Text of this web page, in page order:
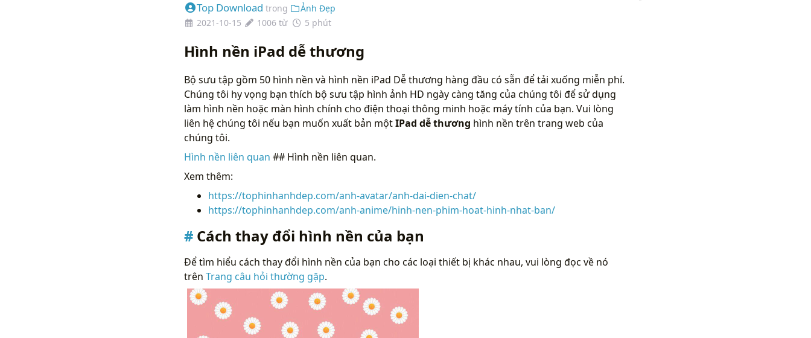
Top Download trong
Ảnh Đẹp
2021-10-15
1006 từ 5 phút
Hình nền iPad dễ thương
Bộ sưu tập gồm 50 hình nền và hình nền iPad Dễ thương hàng đầu có sẵn để tải xuống miễn phí.
Chúng tôi hy vọng bạn thích bộ sưu tập hình ảnh HD ngày càng tăng của chúng tôi để sử dụng
làm hình nền hoặc màn hình chính cho điện thoại thông minh hoặc máy tính của bạn. Vui lòng
liên hệ chúng tôi nếu bạn muốn xuất bản mộtIPad dễ thương hình nền trên trang web của
chúng tôi.
Hình nền liên quan ## Hình nền liên quan.
Xem thêm:
https://tophinhanhdep.com/anh-avatar/anh-dai-dien-chat/
https://tophinhanhdep.com/anh-anime/hinh-nen-phim-hoat-hinh-nhat-ban/
Cách thay đổi hình nền của bạn
Để tìm hiểu cách thay đổi hình nền của bạn cho các loại thiết bị khác nhau, vui lòng đọc về nó
trên Trang câu hỏi thường gặp.